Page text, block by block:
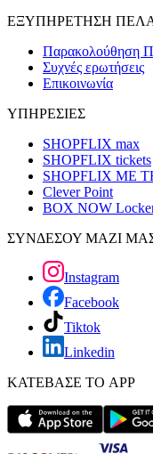
ΕΞΥΠΗΡΕΤΗΣΗ
Παρακολούθηση
Συχνές ερωτήσεις
Επικοινωνία
ΥΠΗΡΕΣΙΕΣ
SHOPFLIX max
SHOPFLIX tickets
SHOPFLIX ΜΕ
Clever Point
BOX NOW
ΣΥΝΔΕΣΟΥ ΜΑΖΙ
Instagram
Facebook
Tiktok
Linkedin
ΚΑΤΕΒΑΣΕ ΤΟ APP